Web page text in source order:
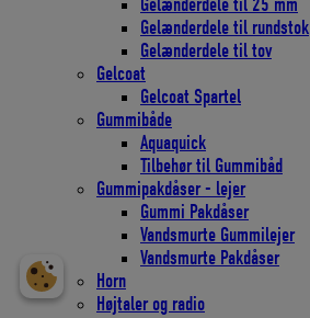
Gelænderdele til 25 mm
Gelænderdele til rundstok
Gelænderdele til tov
Gelcoat
Gelcoat Spartel
Gummibåde
Aquaquick
Tilbehør til Gummibåd
Gummipakdåser - lejer
Gummi Pakdåser
Vandsmurte Gummilejer
Vandsmurte Pakdåser
Horn
Højtaler og radio